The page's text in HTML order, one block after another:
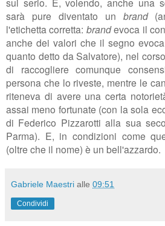
sarà pure diventato un brand
l'etichetta corretta: brandevoca il
anche dei valori che il segno
quanto detto da Salvatore), nel
di raccogliere comunque
persona che lo riveste, mentre le
riteneva di avere una certa
assai meno fortunate (con la sola
di Federico Pizzarotti alla sua
Parma). E, in condizioni come
(oltre che il nome) è un bell'azzardo.
Gabriele Maestri alle 09:51
Condividi